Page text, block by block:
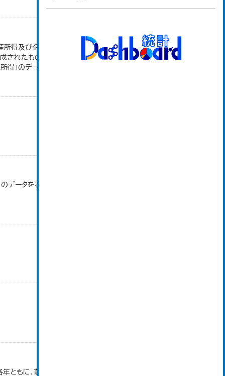
所得及び企業所得も含んでいるため、 個人の所得
されたもので、 新たなデータの入手や推計方法
」のデータを参照しています。
データを参照しています。 令和2年から軽二輪車
もに、前年１０月１日～当年９月３０日で集計。